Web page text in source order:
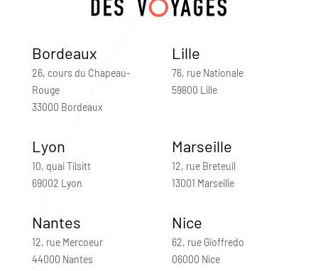
Bordeaux
26, cours du Chapeau-
Rouge
33000 Bordeaux
Lille
76, rue Nationale
59800 Lille
Lyon
10, quai Tilsitt
69002 Lyon
Marseille
12, rue Breteuil
13001 Marseille
Nantes
12, rue Mercoeur
44000 Nantes
Nice
62, rue Gioffredo
06000 Nice